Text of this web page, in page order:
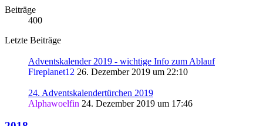
Beiträge
400
Letzte Beiträge
Adventskalender 2019 - wichtige Info zum Ablauf
Fireplanet12 26. Dezember 2019 um 22:10
24. Adventskalendertürchen 2019
Alphawoelfin 24. Dezember 2019 um 17:46